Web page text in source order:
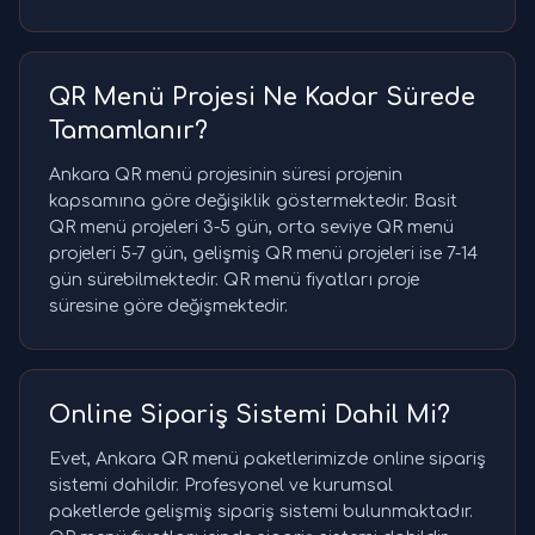
QR Menü Projesi Ne Kadar Sürede
Tamamlanır?
Ankara QR menü projesinin süresi projenin
kapsamına göre değişiklik göstermektedir. Basit
QR menü projeleri 3-5 gün, orta seviye QR menü
projeleri 5-7 gün, gelişmiş QR menü projeleri ise 7-14
gün sürebilmektedir. QR menü fiyatları proje
süresine göre değişmektedir.
Online Sipariş Sistemi Dahil Mi?
Evet, Ankara QR menü paketlerimizde online sipariş
sistemi dahildir. Profesyonel ve kurumsal
paketlerde gelişmiş sipariş sistemi bulunmaktadır.